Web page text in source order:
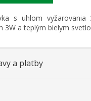
s uhlom vyžarovania
a teplým bielym
a platby